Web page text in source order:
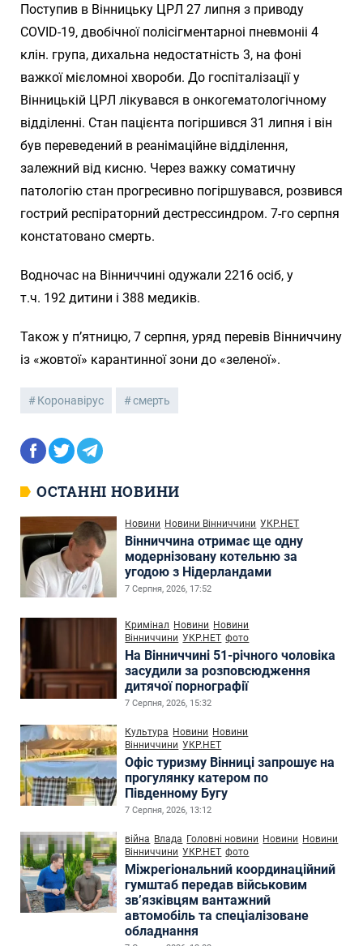
Поступив в Вінницьку ЦРЛ 27 липня з приводу
COVID-19, двобічної полісігментарноі пневмоніі 4
клін. група, дихальна недостатність 3, на фоні
важкої мієломноі хвороби. До госпіталізації у
Вінницькій ЦРЛ лікувався в онкогематологічному
відділенні. Стан пацієнта погіршився 31 липня і він
був переведений в реанімаційне відділення,
залежний від кисню. Через важку соматичну
патологію стан прогресивно погіршувався, розвився
гострий респіраторний дестрессиндром. 7-го серпня
констатовано смерть.
Водночас на Вінниччині одужали 2216 осіб, у
т.ч. 192 дитини і 388 медиків.
Також у п’ятницю, 7 серпня, уряд перевів Вінниччину
із «жовтої» карантинної зони до «зеленої».
Коронавірус смерть
ОСТАННІ НОВИНИ
Новини Новини Вінниччини УКР.НЕТ
Вінниччина отримає ще одну
модернізовану котельню за
угодою з Нідерландами
7 Серпня, 2026, 17:52
Кримінал Новини Новини
Вінниччини УКР.НЕТ фото
На Вінниччині 51-річного чоловіка
засудили за розповсюдження
дитячої порнографії
7 Серпня, 2026, 15:32
Культура Новини Новини
Вінниччини УКР.НЕТ
Офіс туризму Вінниці запрошує на
прогулянку катером по
Південному Бугу
7 Серпня, 2026, 13:12
війна Влада Головні новини Новини Новини
Вінниччини УКР.НЕТ фото
Міжрегіональний координаційний
гумштаб передав військовим
зв’язківцям вантажний
автомобіль та спеціалізоване
обладнання